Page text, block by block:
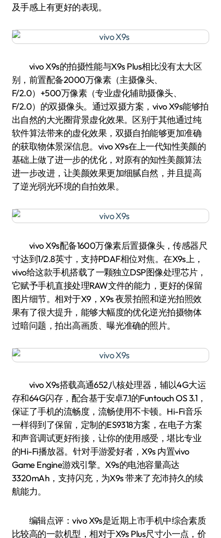
及手感上有更好的表现。
vivo X9s的拍摄性能与X9s Plus相比没有太大区
别，前置配备2000万像素（主摄像头、
F/2.0）+500万像素（专业虚化辅助摄像头、
F/2.0）的双摄像头。通过双摄方案，vivo X9s能够拍
出自然的大光圈背景虚化效果。区别于其他通过纯
软件算法带来的虚化效果，双摄自拍能够更加准确
的获取物体景深信息。vivo X9s在上一代知性美颜的
基础上做了进一步的优化，对原有的知性美颜算法
进一步改进，让美颜效果更加细腻自然，并且提高
了逆光弱光环境的自拍效果。
vivo X9s配备1600万像素后置摄像头，传感器尺
寸达到1/2.8英寸，支持PDAF相位对焦。在X9s上，
vivo给这款手机搭载了一颗独立DSP图像处理芯片，
它赋予手机直接处理RAW文件的能力，更好的保留
图片细节。相对于X9，X9s 夜景拍照和逆光拍照效
果有了很大提升，能够大幅度的优化逆光拍摄物体
过暗问题，拍出高画质、曝光准确的照片。
vivo X9s搭载高通652八核处理器，辅以4G大运
存和64G闪存，配合基于安卓7.1的Funtouch OS 3.1，
保证了手机的流畅度，流畅使用不卡顿。Hi-Fi音乐
一样得到了保留，定制的ES9318方案，在电子方案
和声音调试更好衔接，让你的使用感受，堪比专业
的Hi-Fi播放器。针对手游爱好者，X9s 内置vivo
Game Engine游戏引擎。X9s的电池容量高达
3320mAh，支持闪充，为X9s 带来了充沛持久的续
航能力。
编辑点评：vivo X9s是近期上市手机中综合素质
比较高的一款机型，相对于X9s Plus尺寸小一点，价